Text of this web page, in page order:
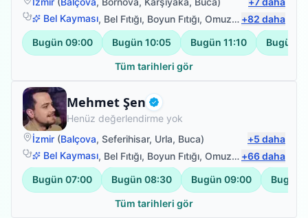
Bel Kayması, Bel Fıtığı, Boyun Fıtığı, Omuz Bağ Yaralanması +82 daha
Bugün 09:00 Bugün 10:05 Bugün 11:10 Bugün
Tüm tarihleri gör
Mehmet Şen Doğrulanmış
Fizyoterapist
Henüz değerlendirme yok
İzmir (Balçova, Seferihisar, Urla, Buca) +5 daha
Bel Kayması, Bel Fıtığı, Boyun Fıtığı, Omuz Bağ Yaralanması +66daha
Bugün 07:00 Bugün 08:30 Bugün 09:00 Bugün
Tüm tarihleri gör